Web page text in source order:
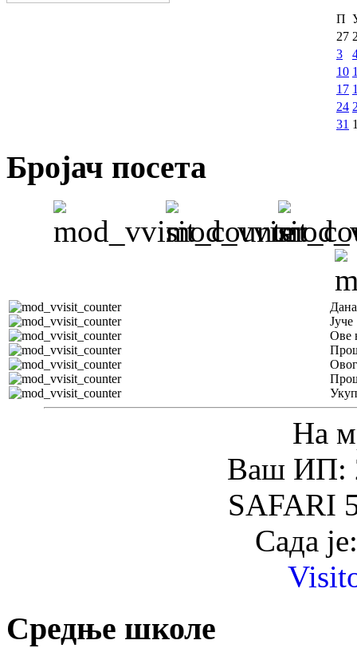
П
27
3
10
17
24
31
Бројач посета
Јуче
Ове
На
Ваш ИП:
SAFARI
Сада
Средње школе